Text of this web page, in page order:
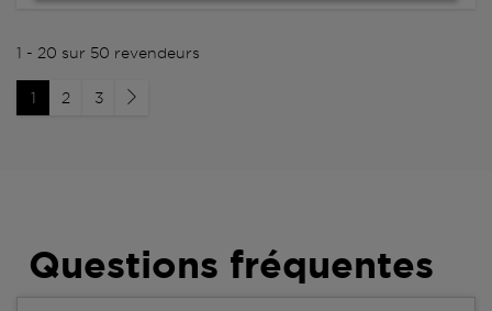
1 - 20 sur 50 revendeurs
1 2 3
Questions fréquentes